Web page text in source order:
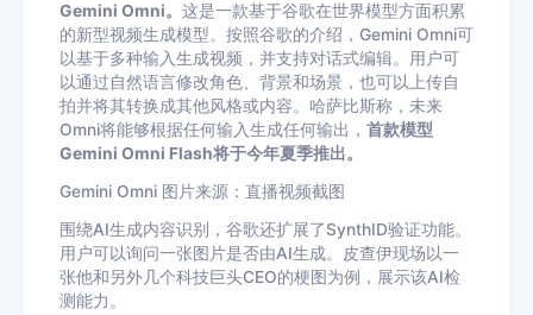
Gemini Omni。 这是一款基于谷歌在世界模型方面积累
的新型视频生成模型。按照谷歌的介绍，Gemini Omni可
以基于多种输入生成视频，并支持对话式编辑。用户可
以通过自然语言修改角色、背景和场景，也可以上传自
拍并将其转换成其他风格或内容。哈萨比斯称，未来
Omni将能够根据任何输入生成任何输出， 首款模型
Gemini Omni Flash将于今年夏季推出。
Gemini Omni 图片来源：直播视频截图
围绕AI生成内容识别，谷歌还扩展了SynthID验证功能。
用户可以询问一张图片是否由AI生成。皮查伊现场以一
张他和另外几个科技巨头CEO的梗图为例，展示该AI检
测能力。